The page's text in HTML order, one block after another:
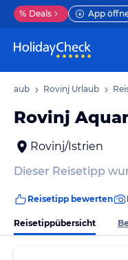
% Deals App
Rovinj Urlaub
Rovinj
Rovinj/Istrien
Dieser Reisetipp
Reisetipp bewerten
Reisetippübersicht